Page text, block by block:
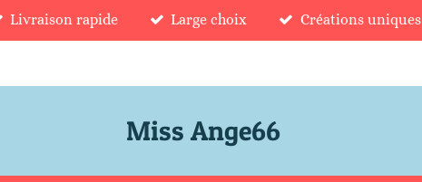
Livraison rapide Large choix Créations uniques
Miss Ange66